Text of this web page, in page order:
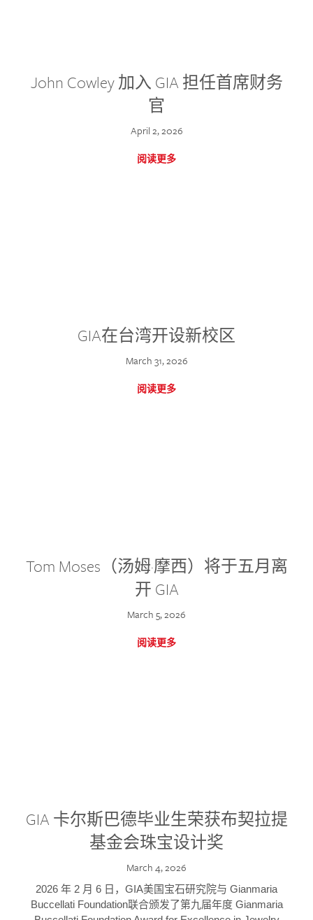
John Cowley 加入 GIA 担任首席财务
官
April 2, 2026
阅读更多
GIA在台湾开设新校区
March 31, 2026
阅读更多
Tom Moses（汤姆·摩西）将于五月离
开 GIA
March 5, 2026
阅读更多
GIA 卡尔斯巴德毕业生荣获布契拉提
基金会珠宝设计奖
March 4, 2026
2026 年 2 月 6 日，GIA美国宝石研究院与 Gianmaria
Buccellati Foundation联合颁发了第九届年度 Gianmaria